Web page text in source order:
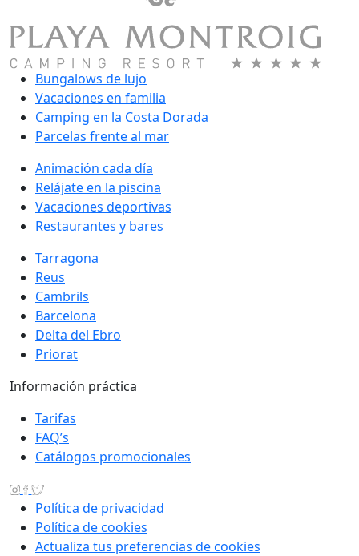
Bungalows de lujo
Vacaciones en familia
Camping en la Costa Dorada
Parcelas frente al mar
Animación cada día
Relájate en la piscina
Vacaciones deportivas
Restaurantes y bares
Tarragona
Reus
Cambrils
Barcelona
Delta del Ebro
Priorat
Información práctica
Tarifas
FAQ’s
Catálogos promocionales
Política de privacidad
Política de cookies
Actualiza tus preferencias de cookies